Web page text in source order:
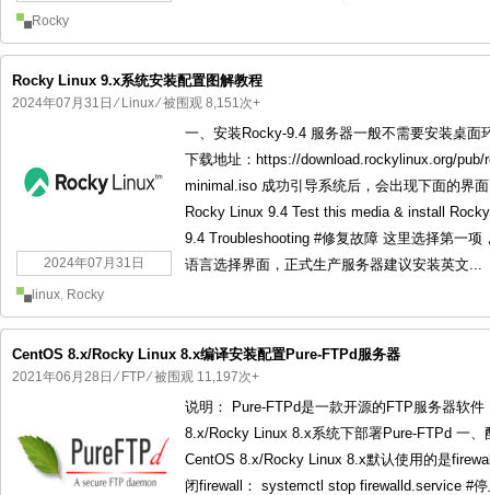
Rocky
Rocky Linux 9.x系统安装配置图解教程
2024年07月31日 ⁄ Linux⁄ 被围观 8,151次+
2024年07月31日
一、安装Rocky-9.4 服务器一般不需要安装桌
下载地址：https://download.rockylinux.org/
minimal.iso 成功引导系统后，会出现下面的界
Rocky Linux 9.4 Test this media & install
9.4 Troubleshooting #修复故障 这里选择第一
语言选择界面，正式生产服务器建议安装英文...
linux, Rocky
CentOS 8.x/Rocky Linux 8.x编译安装配置Pure-FTPd服务器
2021年06月28日 ⁄ FTP⁄ 被围观 11,197次+
说明： Pure-FTPd是一款开源的FTP服务器软
8.x/Rocky Linux 8.x系统下部署Pure-FTPd 一
CentOS 8.x/Rocky Linux 8.x默认使用的是
闭firewall： systemctl stop firewalld.service #